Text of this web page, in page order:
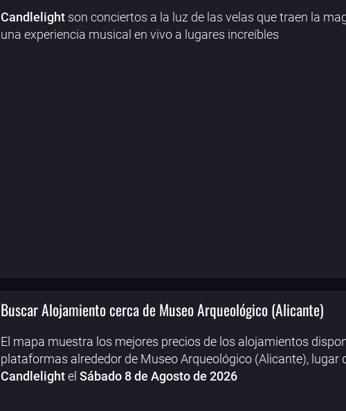
Candlelight son conciertos a la luz de las velas que traen la
una experiencia musical en vivo a lugares increíbles
Buscar Alojamiento cerca de Museo Arqueológico (Alicante)
El mapa muestra los mejores precios de los alojamientos
plataformas alrededor de Museo Arqueológico (Alicante), lugar
Candlelightel Sábado 8 de Agosto de 2026